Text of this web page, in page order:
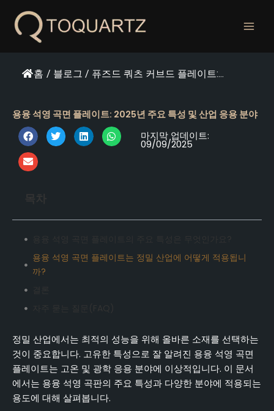
홈 / 블로그 / 퓨즈드 쿼츠 커브드 플레이트:...
용융 석영 곡면 플레이트: 2025년 주요 특성 및 산업 응용 분야
마지막 업데이트:
09/09/2025
용융 석영 곡면 플레이트는 정밀 산업에 어떻게 적용됩니
까?
정밀 산업에서는 최적의 성능을 위해 올바른 소재를 선택하는
것이 중요합니다. 고유한 특성으로 잘 알려진 용융 석영 곡면
플레이트는 고온 및 광학 응용 분야에 이상적입니다. 이 문서
에서는 용융 석영 곡판의 주요 특성과 다양한 분야에 적용되는
용도에 대해 살펴봅니다.